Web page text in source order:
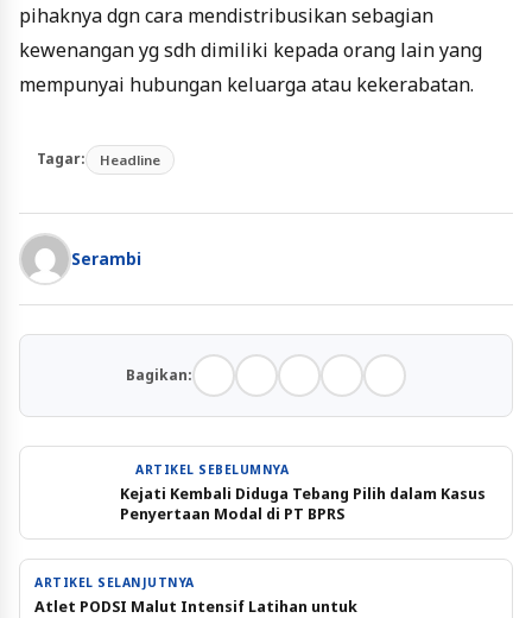
pihaknya dgn cara mendistribusikan sebagian
kewenangan yg sdh dimiliki kepada orang lain yang
mempunyai hubungan keluarga atau kekerabatan.
Tagar: Headline
Serambi
Bagikan:
ARTIKEL SEBELUMNYA
Kejati Kembali Diduga Tebang Pilih dalam Kasus
Penyertaan Modal di PT BPRS
ARTIKEL SELANJUTNYA
Atlet PODSI Malut Intensif Latihan untuk